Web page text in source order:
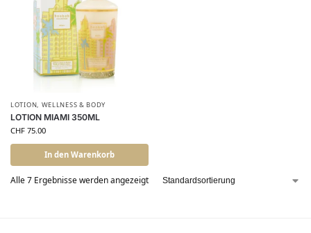
LOTION, WELLNESS & BODY
LOTION MIAMI 350ML
CHF 75.00
In den Warenkorb
Alle 7 Ergebnisse werden angezeigt